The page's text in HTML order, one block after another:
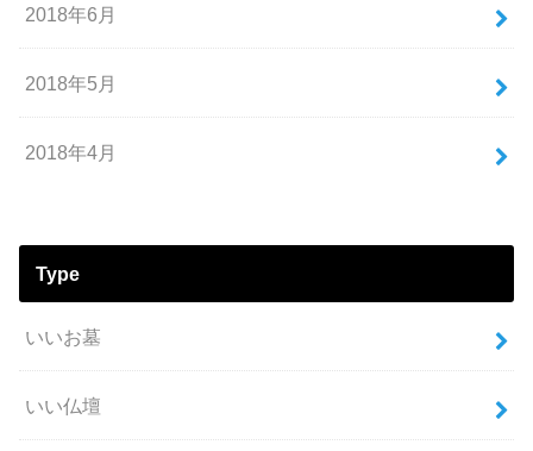
2018年6月
2018年5月
2018年4月
Type
いいお墓
いい仏壇